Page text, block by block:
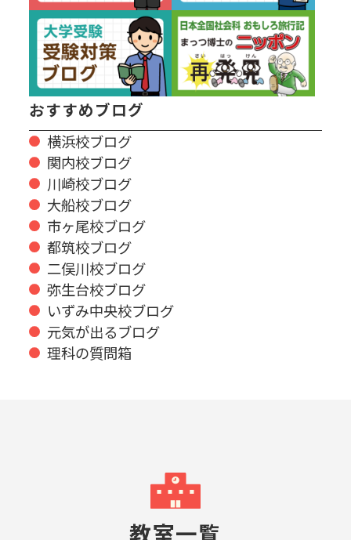
おすすめブログ
横浜校ブログ
関内校ブログ
川崎校ブログ
大船校ブログ
市ヶ尾校ブログ
都筑校ブログ
二俣川校ブログ
弥生台校ブログ
いずみ中央校ブログ
元気が出るブログ
理科の質問箱
教室一覧